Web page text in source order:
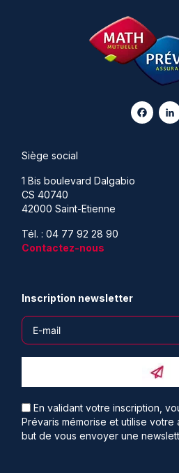
Siège social
1 Bis boulevard Dalgabio
CS 40740
42000 Saint-Etienne
Tél. : 04 77 92 28 90
Contactez-nous
Inscription newsletter
En validant votre inscription,
Prévaris mémorise et utilise votre
but de vous envoyer une